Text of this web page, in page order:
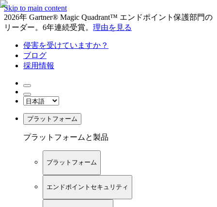
Skip to main content
2026年 Gartner® Magic Quadrant™ エンドポイント保護部門の
リーダー。6年連続受賞。 理由を見る
侵害を受けていますか？
ブログ
採用情報
プラットフォーム
プラットフォームと製品
プラットフォーム
エンドポイントセキュリティ